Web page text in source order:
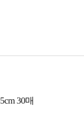
30매